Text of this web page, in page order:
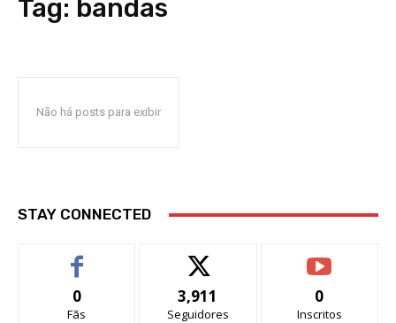
Tag: bandas
Não há posts para exibir
STAY CONNECTED
0
Fãs
3,911
Seguidores
0
Inscritos